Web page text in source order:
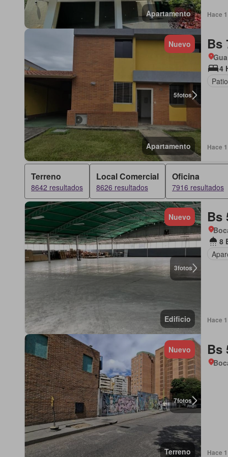
Apartamento Hace
5fotos
Nuevo
Apartamento
Bs
4
Patio
Hace
Terreno
8642 resultados
Local Comercial
8626 resultados
Oficina
7916 resultados
3fotos
Nuevo
Edificio
Bs
8
Hace
7fotos
Nuevo
Terreno
Bs
Hace